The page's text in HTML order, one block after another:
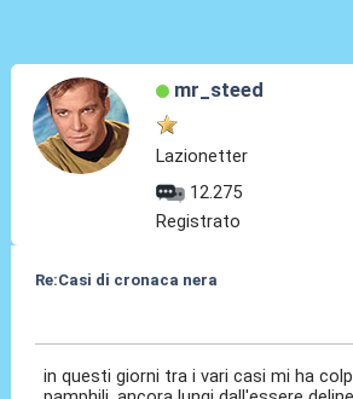
mr_steed
Lazionetter
12.275
Registrato
Re:Casi di cronaca nera
in questi giorni tra i vari casi mi ha